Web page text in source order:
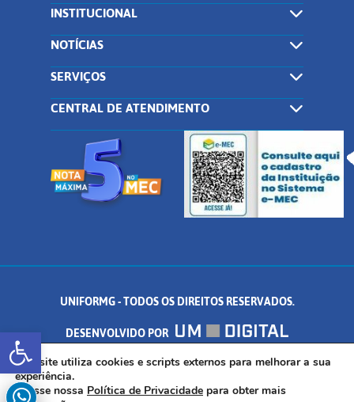
Abrir a barra de ferramentas
INSTITUCIONAL
NOTÍCIAS
SERVIÇOS
CENTRAL DE ATENDIMENTO
UNIFORMG - TODOS OS DIREITOS RESERVADOS.
DESENVOLVIDO POR
AV. DR. ARNALDO DE SENNA, 328 - PALMEIRAS, FORMIGA/MG - CEP:
35.574.530
Este site utiliza cookies e scripts externos para melhorar a sua
experiência.
Acesse nossa Política de Privacidade para obter mais